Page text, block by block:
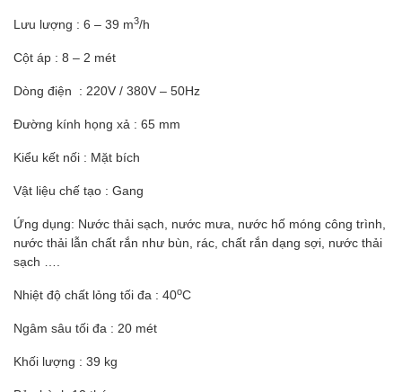
Lưu lượng : 6 – 39 m3/h
Cột áp : 8 – 2 mét
Dòng điện : 220V / 380V – 50Hz
Đường kính họng xả : 65 mm
Kiểu kết nối : Mặt bích
Vật liệu chế tạo : Gang
Ứng dụng: Nước thải sạch, nước mưa, nước hố móng công trình,
nước thải lẫn chất rắn như bùn, rác, chất rắn dạng sợi, nước thải
sạch ….
Nhiệt độ chất lỏng tối đa : 40oC
Ngâm sâu tối đa : 20 mét
Khối lượng : 39 kg